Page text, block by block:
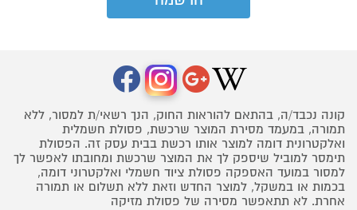
קונה נכבד/ה, בהתאם להוראות החוק, הנך רשאי/ת למסור, ללא
תמורה, במעמד מסירת המוצר שרכשת, פסולת חשמלית
ואלקטרונית דומה למוצר אותו רכשת בבית עסק זה. הפסולת
תימסר למוביל שיספק לך את המוצר שרכשת ומחובתו לאפשר לך
למסור במועד האספקה פסולת ציוד חשמלי ואלקטרוני דומה,
בכמות או במשקל, למוצר החדש וזאת ללא תשלום או תמורה
אחרת. לא תתאפשר מסירה של פסולת מזיקה